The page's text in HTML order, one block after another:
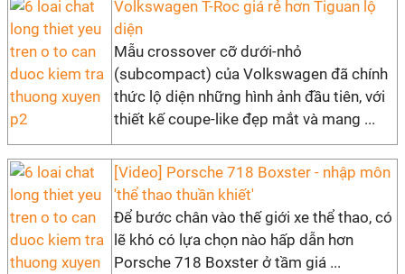
Volkswagen T-Roc giá rẻ hơn Tiguan lộ
diện
Mẫu crossover cỡ dưới-nhỏ
(subcompact) của Volkswagen đã chính
thức lộ diện những hình ảnh đầu tiên, với
thiết kế coupe-like đẹp mắt và mang ...
[Video] Porsche 718 Boxster - nhập môn
'thể thao thuần khiết'
Để bước chân vào thế giới xe thể thao, có
lẽ khó có lựa chọn nào hấp dẫn hơn
Porsche 718 Boxster ở tầm giá ...